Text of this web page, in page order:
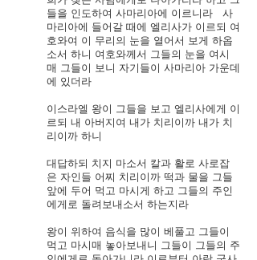
들을 인도하여 사마리아에 이르니라
사
마리아에 들어갈 때에 엘리사가 이르되 여
호와여 이 무리의 눈을 열어서 보게 하옵
소서 하니 여호와께서 그들의 눈을 여시
매 그들이 보니 자기들이 사마리아 가운데
에 있더라
이스라엘 왕이 그들을 보고 엘리사에게 이
르되 내 아버지여 내가 치리이까 내가 치
리이까 하니
대답하되 치지 마소서 칼과 활로 사로잡
은 자인들 어찌 치리이까 떡과 물을 그들
앞에 두어 먹고 마시게 하고 그들의 주인
에게로 돌려보내소서 하는지라
왕이 위하여 음식을 많이 베풀고 그들이
먹고 마시매 놓아보내니 그들이 그들의 주